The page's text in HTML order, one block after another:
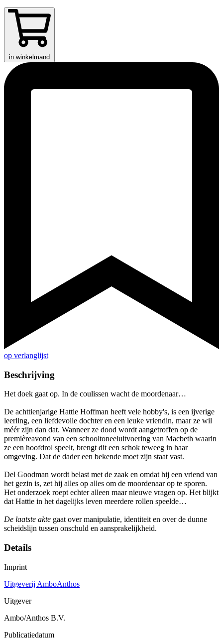
in winkelmand
op verlanglijst
Beschrijving
Het doek gaat op. In de coulissen wacht de moordenaar…
De achttienjarige Hattie Hoffman heeft vele hobby's, is een ijverige
leerling, een liefdevolle dochter en een leuke vriendin, maar ze wil
méér zijn dan dat. Wanneer ze dood wordt aangetroffen op de
premièreavond van een schooltoneeluitvoering van Macbeth waarin
ze een hoofdrol speelt, brengt dit een schok teweeg in haar
omgeving. Dat de dader een bekende moet zijn staat vast.
Del Goodman wordt belast met de zaak en omdat hij een vriend van
het gezin is, zet hij alles op alles om de moordenaar op te sporen.
Het onderzoek roept echter alleen maar nieuwe vragen op. Het blijkt
dat Hattie in het dagelijks leven meerdere rollen speelde…
De laatste akte gaat over manipulatie, identiteit en over de dunne
scheidslijn tussen onschuld en aansprakelijkheid.
Details
Imprint
Uitgeverij AmboAnthos
Uitgever
Ambo/Anthos B.V.
Publicatiedatum